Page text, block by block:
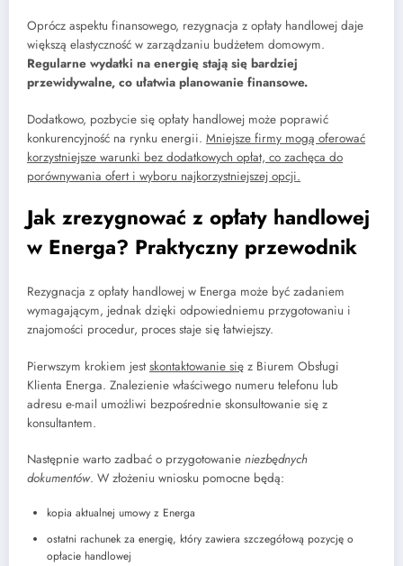
Oprócz aspektu finansowego, rezygnacja z opłaty handlowej daje
większą elastyczność w zarządzaniu budżetem domowym.
Regularne wydatki na energię stają się bardziej
przewidywalne, co ułatwia planowanie finansowe.
Dodatkowo, pozbycie się opłaty handlowej może poprawić
konkurencyjność na rynku energii. Mniejsze firmy mogą oferować
korzystniejsze warunki bez dodatkowych opłat, co zachęca do
porównywania ofert i wyboru najkorzystniejszej opcji.
Jak zrezygnować z opłaty handlowej
w Energa? Praktyczny przewodnik
Rezygnacja z opłaty handlowej w Energa może być zadaniem
wymagającym, jednak dzięki odpowiedniemu przygotowaniu i
znajomości procedur, proces staje się łatwiejszy.
Pierwszym krokiem jestskontaktowanie się z Biurem Obsługi
Klienta Energa. Znalezienie właściwego numeru telefonu lub
adresu e-mail umożliwi bezpośrednie skonsultowanie się z
konsultantem.
Następnie warto zadbać o przygotowanie niezbędnych
dokumentów. W złożeniu wniosku pomocne będą:
kopia aktualnej umowy z Energa
ostatni rachunek za energię, który zawiera szczegółową pozycję o
opłacie handlowej